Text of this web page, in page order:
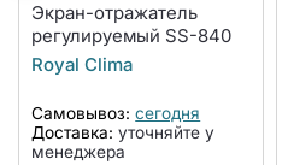
Экран-отражатель
регулируемый SS-840
Royal Clima
Самовывоз: сегодня
Доставка: уточняйте у
менеджера